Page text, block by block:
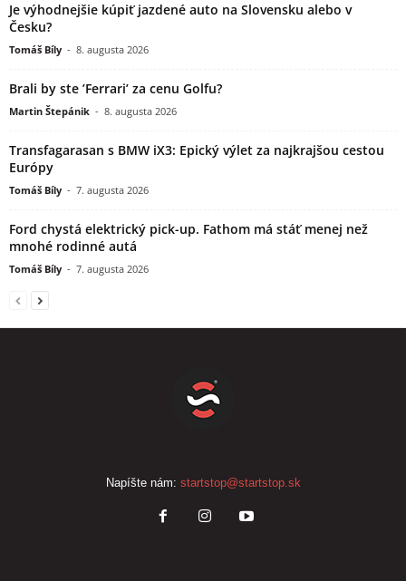
Je výhodnejšie kúpiť jazdené auto na Slovensku alebo v
Česku?
Tomáš Bíly - 8. augusta 2026
Brali by ste ’Ferrari’ za cenu Golfu?
Martin Štepánik - 8. augusta 2026
Transfagarasan s BMW iX3: Epický výlet za najkrajšou cestou
Európy
Tomáš Bíly - 7. augusta 2026
Ford chystá elektrický pick-up. Fathom má stáť menej než
mnohé rodinné autá
Tomáš Bíly - 7. augusta 2026
Napíšte nám: startstop@startstop.sk